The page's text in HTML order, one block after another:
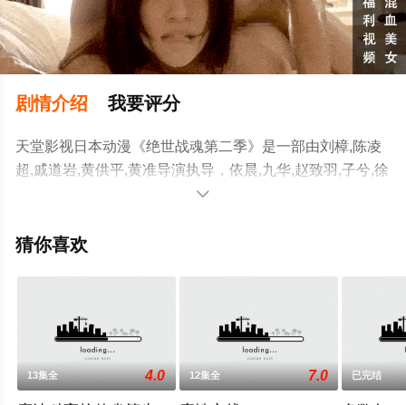
剧情介绍 我要评分
天堂影视日本动漫《绝世战魂第二季》是一部由刘樟,陈凌
超,戚道岩,黄供平,黄准导演执导，依晨,九华,赵致羽,子兮,徐
阿木,月半小铭,啸月,空目十一,宁冀荣,棒菜,朝闻,柳川鱼,背
粽子,景明吉吉,月白,哒小兜,书生,今语等演员精彩演绎的大

猜你喜欢
13集全 4.0 12集全 7.0 已完结